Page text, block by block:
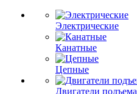
Электрические
Канатные
Цепные
Двигатели подъема